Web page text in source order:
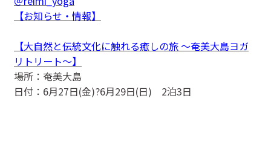
【お知らせ・情報】
【大自然と伝統文化に触れる癒しの旅 ～奄美大島ヨガ
リトリート～】
場所：奄美大島
日付：6月27日(金)?6月29日(日) 2泊3日